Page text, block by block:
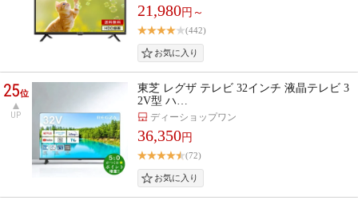
21,980円～
(442)
25位
UP
東芝 レグザ テレビ 32インチ 液晶テレビ 3
2V型 ハ…
ディーショップワン
36,350円
(72)